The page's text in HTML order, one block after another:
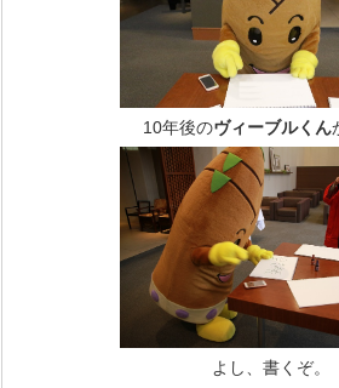
10年後のヴィーブルくん
よし、書くぞ。